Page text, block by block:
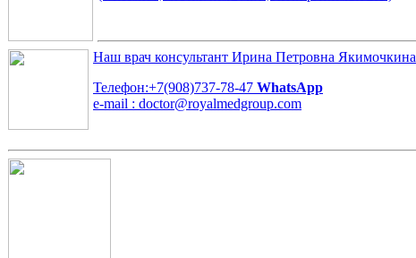
Наш врач консультант Ирина Петровна Якимочкина
Телефон:+7(908)737-78-47 WhatsApp
e-mail : doctor@royalmedgroup.com